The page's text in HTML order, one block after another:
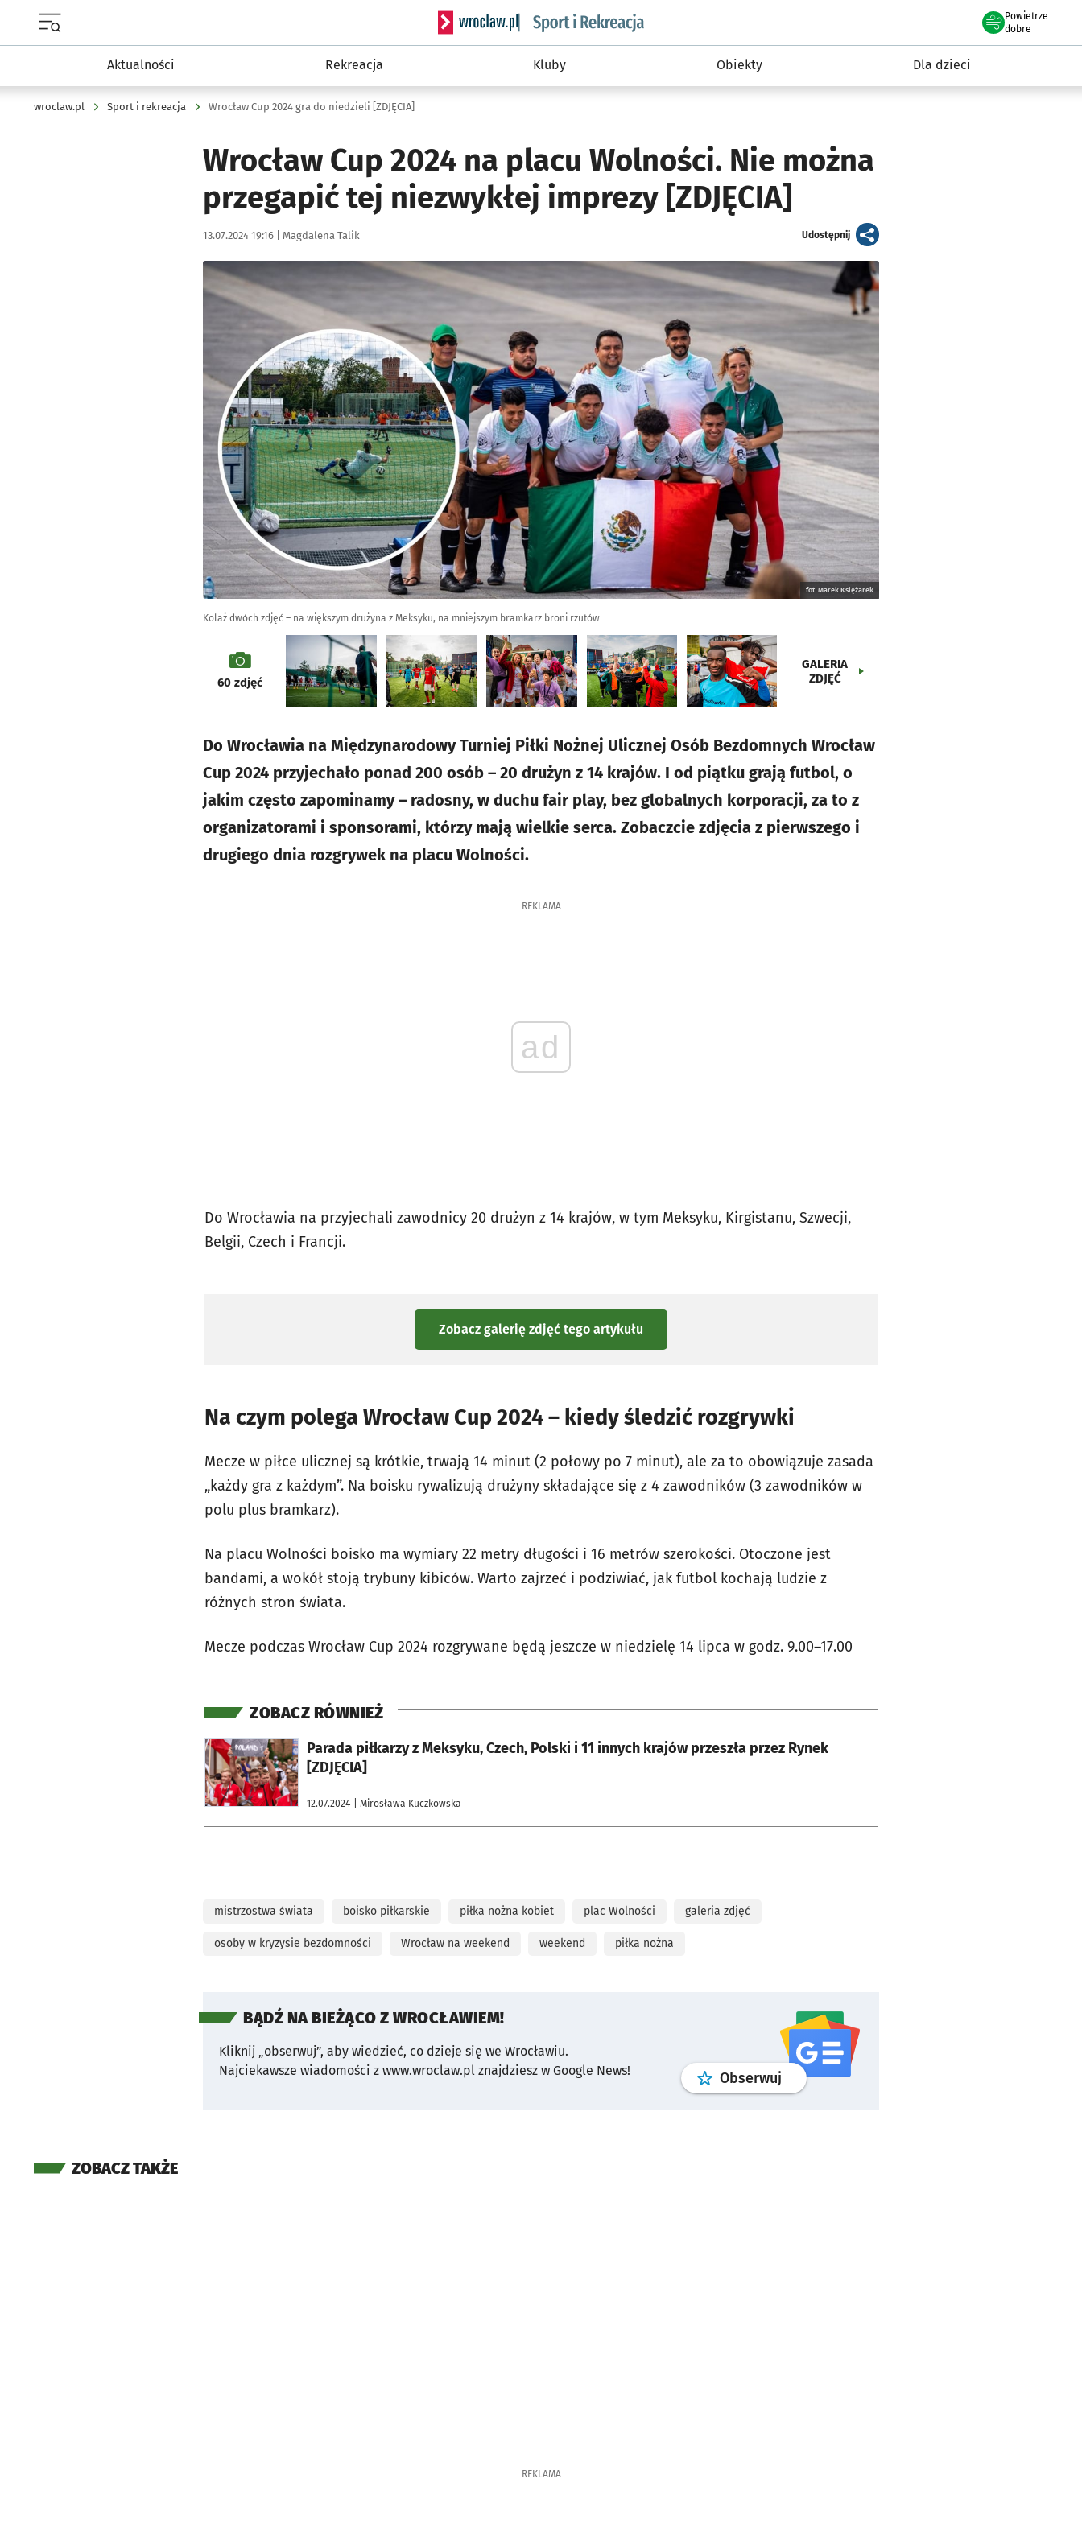
Serwis informacyjny wroclaw.pl podserwis: Sport i rekreacja
Powietrze
we Wrocławiu
dobre
Aktualności Rekreacja Kluby Obiekty Dla dzieci
wroclaw.pl Sport i rekreacja Wrocław Cup 2024 gra do niedzieli [ZDJĘCIA]
Wrocław Cup 2024 na placu Wolności. Nie można
przegapić tej niezwykłej imprezy [ZDJĘCIA]
Data publikacji:
13.07.2024 19:16 | Autor:
Magdalena Talik Udostępnijartykuł
Kliknij, aby zobaczyć galerię
fot. Marek Księżarek
Kolaż dwóch zdjęć – na większym drużyna z Meksyku, na mniejszym bramkarz broni rzutów
galeria
60zdjęć
GALERIA
ZDJĘĆ
Do Wrocławia na Międzynarodowy Turniej Piłki Nożnej Ulicznej Osób Bezdomnych Wrocław
Cup 2024 przyjechało ponad 200 osób – 20 drużyn z 14 krajów. I od piątku grają futbol, o
jakim często zapominamy – radosny, w duchu fair play, bez globalnych korporacji, za to z
organizatorami i sponsorami, którzy mają wielkie serca. Zobaczcie zdjęcia z pierwszego i
drugiego dnia rozgrywek na placu Wolności.
REKLAMA
ad
Do Wrocławia na przyjechali zawodnicy 20 drużyn z 14 krajów, w tym Meksyku, Kirgistanu, Szwecji,
Belgii, Czech i Francji.
Zobacz galerię zdjęć tego artykułu
Na czym polega Wrocław Cup 2024 – kiedy śledzić rozgrywki
Mecze w piłce ulicznej są krótkie, trwają 14 minut (2 połowy po 7 minut), ale za to obowiązuje zasada
„każdy gra z każdym”. Na boisku rywalizują drużyny składające się z 4 zawodników (3 zawodników w
polu plus bramkarz).
Na placu Wolności boisko ma wymiary 22 metry długości i 16 metrów szerokości. Otoczone jest
bandami, a wokół stoją trybuny kibiców. Warto zajrzeć i podziwiać, jak futbol kochają ludzie z
różnych stron świata.
Mecze podczas Wrocław Cup 2024 rozgrywane będą jeszcze w niedzielę 14 lipca w godz. 9.00–17.00
ZOBACZ RÓWNIEŻ
Parada piłkarzy z Meksyku, Czech, Polski i 11 innych krajów przeszła przez Rynek
[ZDJĘCIA]
12.07.2024 | Mirosława Kuczkowska
otworzy się w nowej karcie
mistrzostwa świata boisko piłkarskie piłka nożna kobiet plac Wolności galeria zdjęć
osoby w kryzysie bezdomności Wrocław na weekend weekend piłka nożna
BĄDŹ NA BIEŻĄCO Z WROCŁAWIEM!
Kliknij „obserwuj”, aby wiedzieć, co dzieje się we Wrocławiu.
Najciekawsze wiadomości z www.wroclaw.pl znajdziesz w Google News!
Obserwuj profilgoogle news
ZOBACZ TAKŻE
REKLAMA